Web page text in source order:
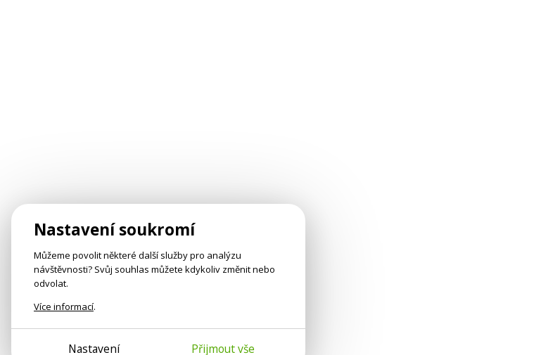
Nastavení soukromí
Můžeme povolit některé další služby pro analýzu
návštěvnosti? Svůj souhlas můžete kdykoliv změnit nebo
odvolat.
Více informací.
Nastavení Přijmout vše